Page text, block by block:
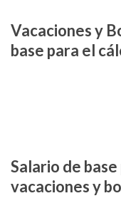
Vacaciones y
base para el
Salario de
vacaciones y